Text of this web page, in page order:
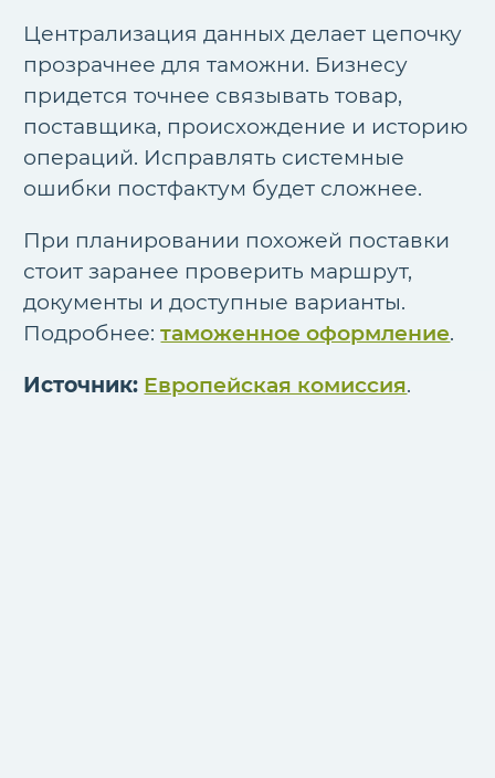
Централизация данных делает цепочку
прозрачнее для таможни. Бизнесу
придется точнее связывать товар,
поставщика, происхождение и историю
операций. Исправлять системные
ошибки постфактум будет сложнее.
При планировании похожей поставки
стоит заранее проверить маршрут,
документы и доступные варианты.
Подробнее:таможенное оформление.
Источник: Европейская комиссия.